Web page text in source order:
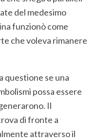
del medesimo
funzionò come
che voleva rimanere
questione se una
possa essere
Il
di fronte a
attraverso il